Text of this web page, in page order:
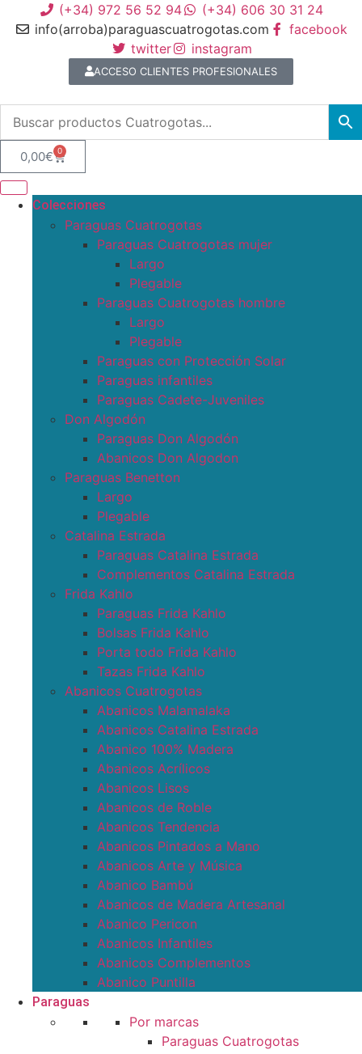
(+34) 972 56 52 94
(+34) 606 30 31 24
info(arroba)paraguascuatrogotas.com
facebook
twitter
instagram
ACCESO CLIENTES PROFESIONALES
0,00€ 0
Colecciones
Paraguas Cuatrogotas
Paraguas Cuatrogotas mujer
Largo
Plegable
Paraguas Cuatrogotas hombre
Largo
Plegable
Paraguas con Protección Solar
Paraguas infantiles
Paraguas Cadete-Juveniles
Don Algodón
Paraguas Don Algodón
Abanicos Don Algodon
Paraguas Benetton
Largo
Plegable
Catalina Estrada
Paraguas Catalina Estrada
Complementos Catalina Estrada
Frida Kahlo
Paraguas Frida Kahlo
Bolsas Frida Kahlo
Porta todo Frida Kahlo
Tazas Frida Kahlo
Abanicos Cuatrogotas
Abanicos Malamalaka
Abanicos Catalina Estrada
Abanico 100% Madera
Abanicos Acrílicos
Abanicos Lisos
Abanicos de Roble
Abanicos Tendencia
Abanicos Pintados a Mano
Abanicos Arte y Música
Abanico Bambú
Abanicos de Madera Artesanal
Abanico Pericon
Abanicos Infantiles
Abanicos Complementos
Abanico Puntilla
Paraguas
Por marcas
Paraguas Cuatrogotas